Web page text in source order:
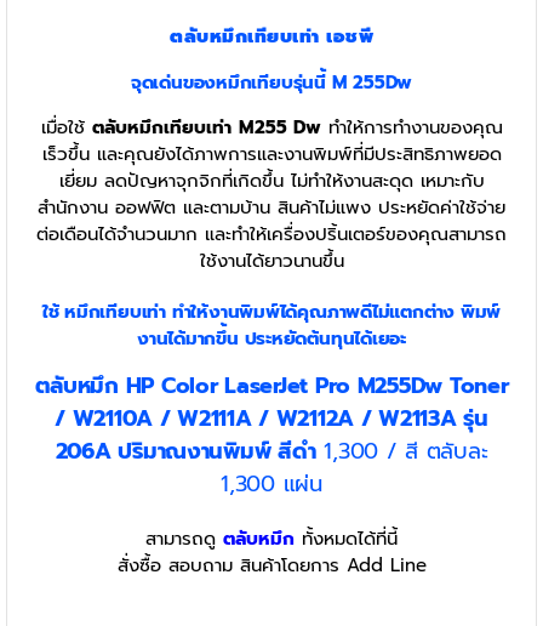
ตลับหมึกเทียบเท่า เอชพี
จุดเด่นของหมึกเทียบรุ่นนี้ M 255Dw
เมื่อใช้ ตลับหมึกเทียบเท่า M255 Dwทำให้การทำงานของคุณ
เร็วขึ้น และคุณยังได้ภาพการและงานพิมพ์ที่มีประสิทธิภาพยอด
เยี่ยม ลดปัญหาจุกจิกที่เกิดขึ้น ไม่ทำให้งานสะดุด เหมาะกับ
สำนักงาน ออฟฟิต และตามบ้าน สินค้าไม่แพง ประหยัดค่าใช้จ่าย
ต่อเดือนได้จำนวนมาก และทำให้เครื่องปริ้นเตอร์ของคุณสามารถ
ใช้งานได้ยาวนานขึ้น
ใช้ หมึกเทียบเท่า ทำให้งานพิมพ์ได้คุณภาพดีไม่แตกต่าง พิมพ์
งานได้มากขึ้น ประหยัดต้นทุนได้เยอะ
ตลับหมึก HP Color LaserJet Pro M255Dw Toner
/ W2110A / W2111A / W2112A / W2113A รุ่น
206A ปริมาณงานพิมพ์ สีดำ1,300 / สี ตลับละ
1,300 แผ่น
สามารถดู ตลับหมึก ทั้งหมดได้ที่นี้
สั่งซื้อ สอบถาม สินค้าโดยการ Add Line